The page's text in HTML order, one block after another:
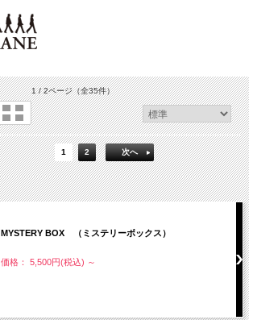
1 / 2ページ（全35件）
1 2 次へ
MYSTERY BOX （ミステリーボックス）
価格： 5,500円(税込) ～